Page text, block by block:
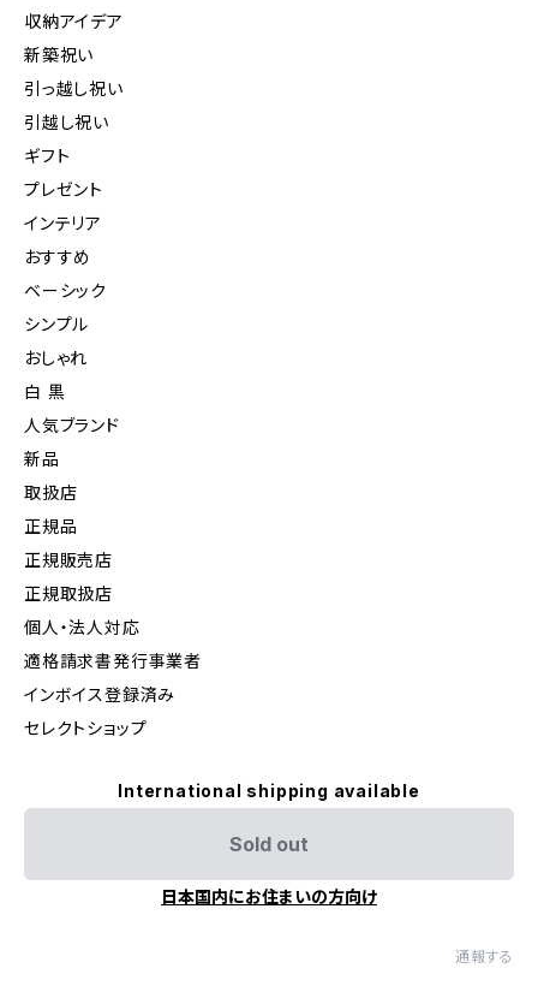
収納アイデア
新築祝い
引っ越し祝い
引越し祝い
ギフト
プレゼント
インテリア
おすすめ
ベーシック
シンプル
おしゃれ
白 黒
人気ブランド
新品
取扱店
正規品
正規販売店
正規取扱店
個人・法人対応
適格請求書発行事業者
インボイス登録済み
セレクトショップ
International shipping available
Sold out
日本国内にお住まいの方向け
通報する